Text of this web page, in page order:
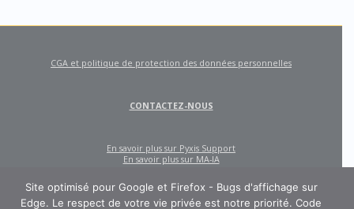
CGA et politique de protection des données personnelles
CONTACTEZ-NOUS
En savoir plus sur Pyxis Support
En savoir plus sur MA-IA
Site optimisé pour Google et Firefox - Bugs d'affichage sur
Edge. Le respect de votre vie privée est notre priorité. Code